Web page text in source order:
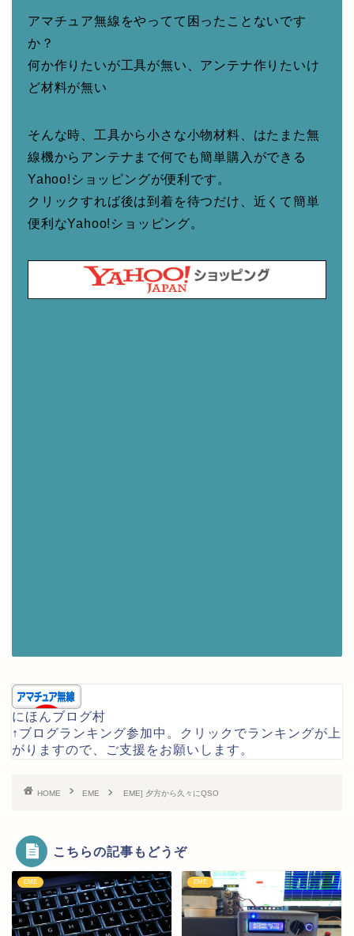
アマチュア無線をやってて困ったことないです
か？
何か作りたいが工具が無い、アンテナ作りたいけ
ど材料が無い
そんな時、工具から小さな小物材料、はたまた無
線機からアンテナまで何でも簡単購入ができる
Yahoo!ショッピングが便利です。
クリックすれば後は到着を待つだけ、近くて簡単
便利なYahoo!ショッピング。
にほんブログ村
↑ブログランキング参加中。クリックでランキングが上
がりますので、ご支援をお願いします。
HOME EME EME] 夕方から久々にQSO
こちらの記事もどうぞ
EME EME